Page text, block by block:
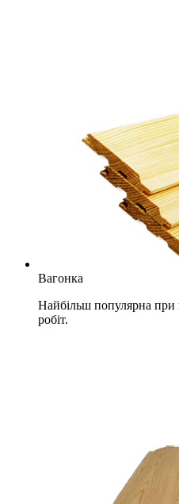
Вагонка
Найбільш популярна при
робіт.